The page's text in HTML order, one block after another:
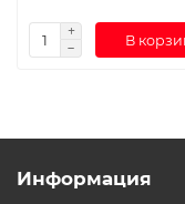
В
Информация